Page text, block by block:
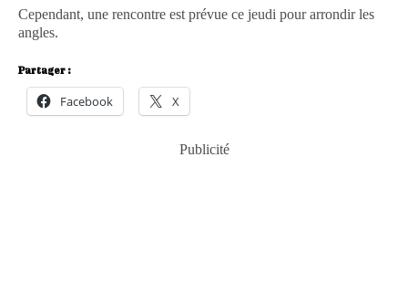
Cependant, une rencontre est prévue ce jeudi pour arrondir les
angles.
Partager :
Facebook X
Publicité